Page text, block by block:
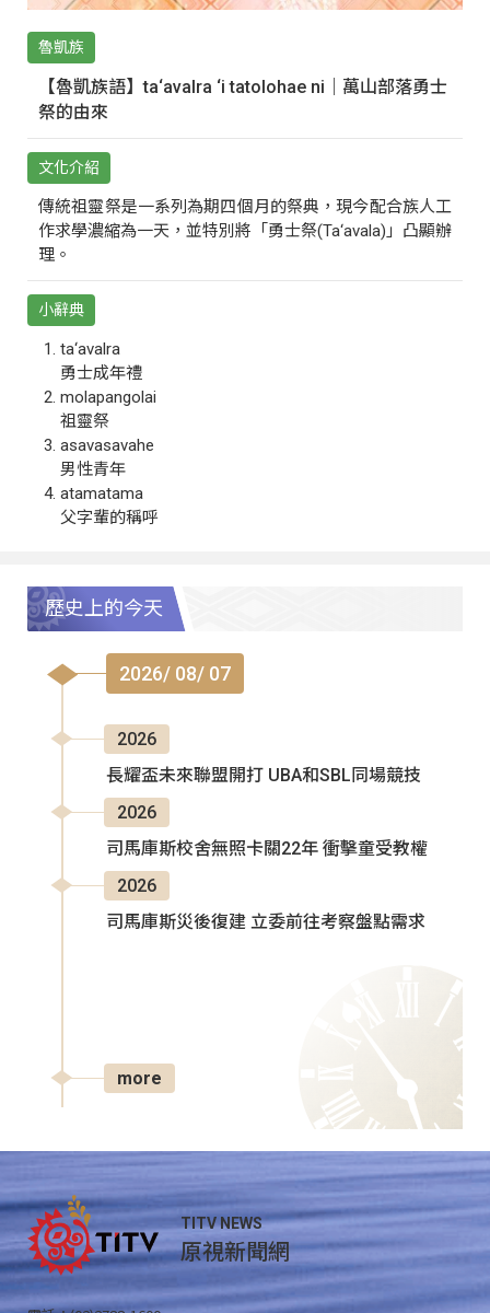
魯凱族
【魯凱族語】ta‘avalra ‘i tatolohae ni｜萬山部落勇士
祭的由來
文化介紹
傳統祖靈祭是一系列為期四個月的祭典，現今配合族人工
作求學濃縮為一天，並特別將「勇士祭(Ta‘avala)」凸顯辦
理。
小辭典
ta‘avalra
勇士成年禮
molapangolai
祖靈祭
asavasavahe
男性青年
atamatama
父字輩的稱呼
歷史上的今天
2026/ 08/ 07
2026
長耀盃未來聯盟開打 UBA和SBL同場競技
2026
司馬庫斯校舍無照卡關22年 衝擊童受教權
2026
司馬庫斯災後復建 立委前往考察盤點需求
more
TITV NEWS
原視新聞網